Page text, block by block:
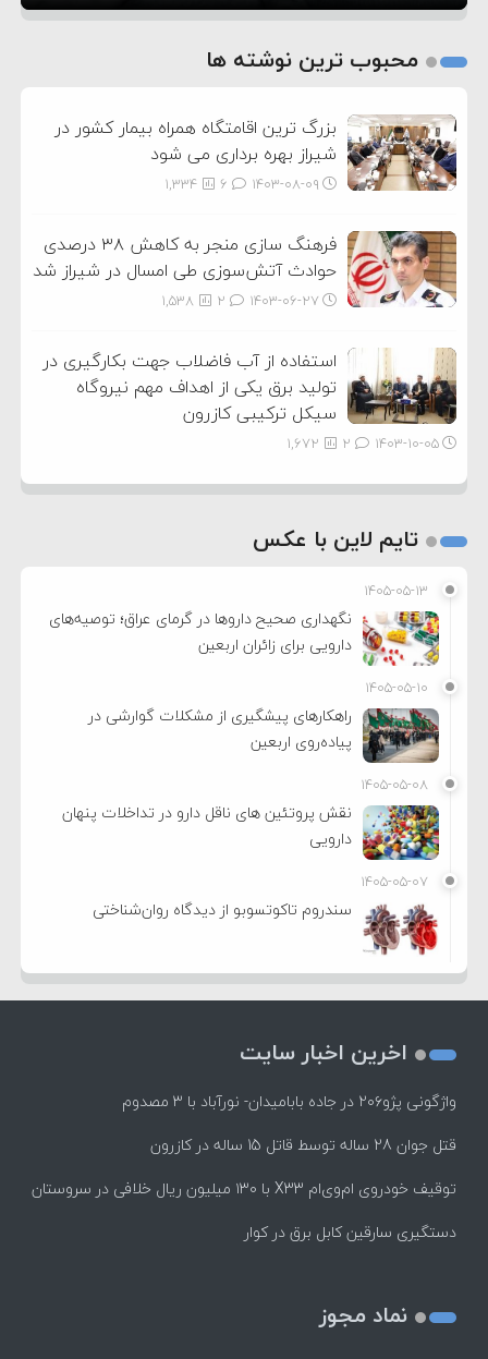
2
محبوب ترین نوشته ها
بزرگ ترین اقامتگاه همراه بیمار کشور در
شیراز بهره برداری می شود
۱۴۰۳-۰۸-۰۹ 1,334
فرهنگ سازی منجر به کاهش ۳۸ درصدی
حوادث آتش‌سوزی طی امسال در شیراز شد
۱۴۰۳-۰۶-۲۷ 1,538
استفاده از آب فاضلاب جهت بکارگیری در
تولید برق یکی از اهداف مهم نیروگاه
سیکل ترکیبی کازرون
۱۴۰۳-۱۰-۰۵ 1,672
تایم لاین با عکس
۱۴۰۵-۰۵-۱۳
نگهداری صحیح داروها در گرمای عراق؛ توصیه‌های
دارویی برای زائران اربعین
۱۴۰۵-۰۵-۱۰
راهکارهای پیشگیری از مشکلات گوارشی در
پیاده‌روی اربعین
۱۴۰۵-۰۵-۰۸
نقش پروتئین های ناقل دارو در تداخلات پنهان
دارویی
۱۴۰۵-۰۵-۰۷
سندروم تاکوتسوبو از دیدگاه روان‌شناختی
اخرین اخبار سایت
واژگونی پژو۲۰۶ در جاده بابامیدان- نورآباد با ۳ مصدوم
قتل جوان 28 ساله توسط قاتل 15 ساله در کازرون
توقیف خودروی ام‌وی‌ام X33 با ۱۳۰ میلیون ریال خلافی در سروستان
دستگیری سارقین کابل برق در کوار
نماد مجوز